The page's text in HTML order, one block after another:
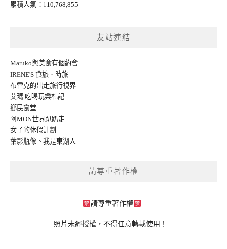
累積人氣：110,768,855
友站連結
Maruko與美食有個約會
IRENE'S 食旅．時旅
布雷克的出走旅行視界
艾瑪 吃喝玩樂札記
鄉民食堂
阿MON世界趴趴走
女子的休假計劃
葉影瓶像 、 我是東湖人
請尊重著作權
請尊重著作權
照片未經授權，不得任意轉載使用！